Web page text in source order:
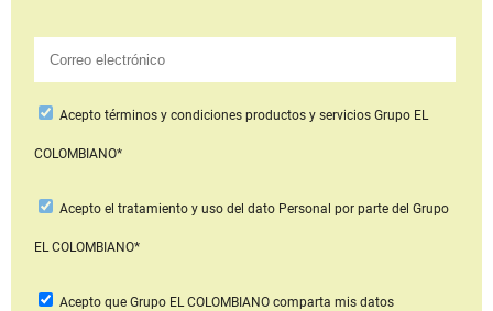
Aceptotérminos y condiciones productos y serviciosGrupo EL
COLOMBIANO*
Acepto el tratamiento y uso del dato Personal por parte del Grupo
EL COLOMBIANO*
Acepto que Grupo EL COLOMBIANOcomparta mis datos